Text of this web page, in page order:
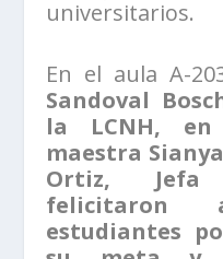
universitarios.
En el aula A-
Sandoval
la LCNH,
maestra
Ortiz, Jefa
felicitaron
estudiantes